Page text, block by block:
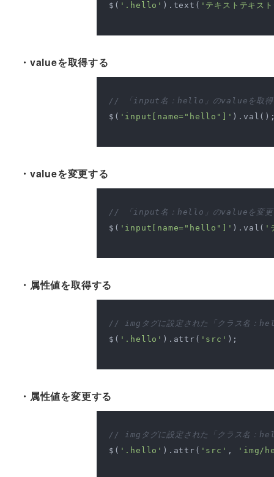
$( '.hello' ).text( 'テキストテキス
・valueを取得する
// 「input名：hello」のvalueを取得
$( 'input[name="hello"]'
・valueを変更する
// 「input名：hello」のvalueを変更
$( 'input[name="hello"]' ).val( '
・属性値を取得する
// imgタグに設定された「クラス名：
$( '.hello' ).attr( 'src' );
・属性値を変更する
// imgタグに設定された「クラス名：
$( '.hello' ).attr( 'src' , 'img/